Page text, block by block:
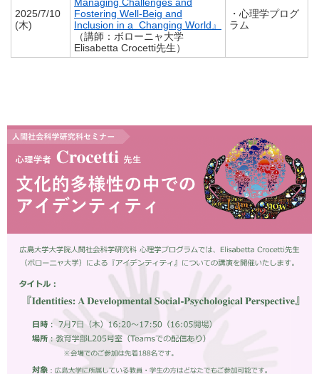
2025/7/10
(木)
Fostering Well-Beig and
Inclusion in a Changing World』
（講師：ボローニャ大学
Elisabetta Crocetti先生）
・心理学プログ
ラム